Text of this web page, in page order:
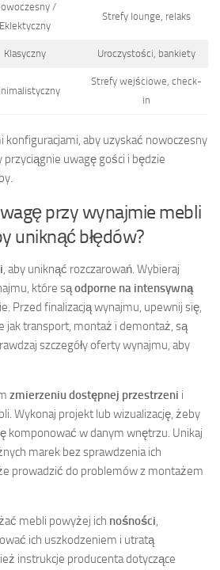
/
Eklektyczny
Strefy lounge, relaks
Klasyczny Uroczystości, bankiety
Strefy wejściowe, check-
in
aby uzyskać nowoczesny
przyciągnie uwagę gości i będzie
przy wynajmie mebli
uniknąć błędów?
, aby uniknąć rozczarowań. Wybieraj
które sąodporne na intensywną
Przed finalizacją wynajmu, upewnij się,
jak transport, montaż i demontaż, są
szczegóły oferty wynajmu, aby
zmierzeniu dostępnej przestrzeni i
Wykonaj projekt lub wizualizację, żeby
komponować w danym wnętrzu. Unikaj
marek bez sprawdzenia ich
prowadzić do problemów z montażem
mebli powyżej ich nośności,
ich uszkodzeniem i utratą
instrukcje producenta dotyczące